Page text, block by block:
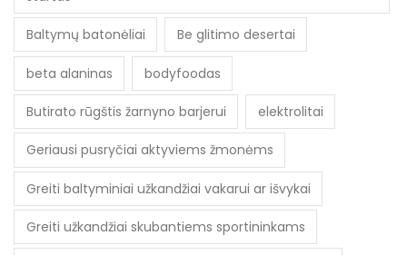
Baltymų batonėliai Be glitimo desertai
beta alaninas bodyfoodas
Butirato rūgštis žarnyno barjerui elektrolitai
Geriausi pusryčiai aktyviems žmonėms
Greiti baltyminiai užkandžiai vakarui ar išvykai
Greiti užkandžiai skubantiems sportininkams